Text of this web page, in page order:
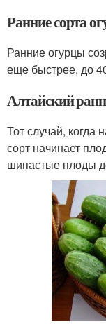
Ранние сорта
Ранние огурцы
еще быстрее, до
Алтайский
Тот случай, когда
сорт начинает
шипастые плоды